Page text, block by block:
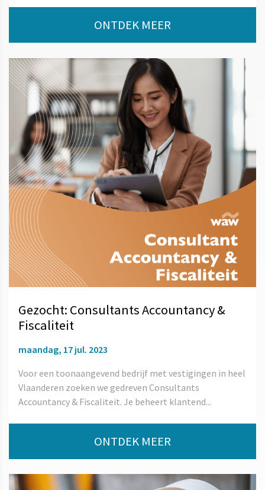
ONTDEK MEER
Gezocht: Consultants Accountancy &
Fiscaliteit
maandag, 17 jul. 2023
Voor een toonaangevend bedrijf met vestigingen in heel
Vlaanderen zoeken we gedreven Consultants
Accountancy & Fiscaliteit. Je beheert klantend...
ONTDEK MEER